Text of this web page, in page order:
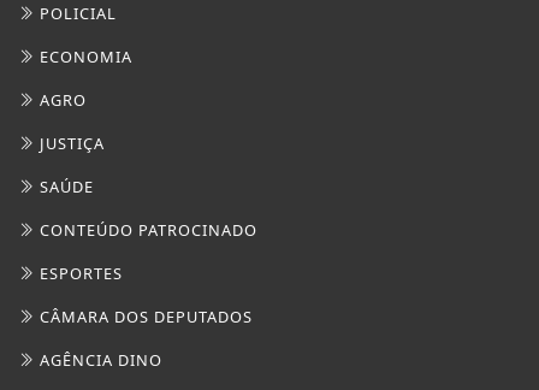
POLICIAL
ECONOMIA
AGRO
JUSTIÇA
SAÚDE
CONTEÚDO PATROCINADO
ESPORTES
CÂMARA DOS DEPUTADOS
AGÊNCIA DINO